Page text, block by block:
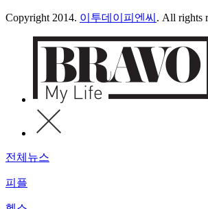
Copyright 2014. 이투데이피엔씨 . All rights
전체뉴스
피플